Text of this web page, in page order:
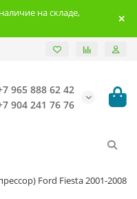
на складе,
965 888 62 42
904 241 76 76
Ford Fiesta 2001-2008